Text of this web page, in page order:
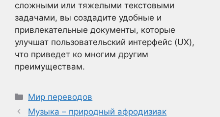
сложными или тяжелыми текстовыми
задачами, вы создадите удобные и
привлекательные документы, которые
улучшат пользовательский интерфейс (UX),
что приведет ко многим другим
преимуществам.
Рубрики
Мир переводов
Музыка – природный афродизиак